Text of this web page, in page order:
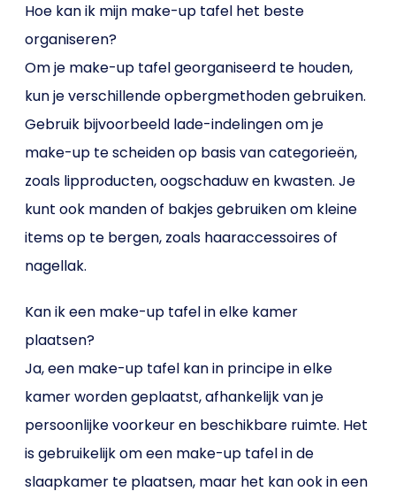
Hoe kan ik mijn make-up tafel het beste
organiseren?
Om je make-up tafel georganiseerd te houden,
kun je verschillende opbergmethoden gebruiken.
Gebruik bijvoorbeeld lade-indelingen om je
make-up te scheiden op basis van categorieën,
zoals lipproducten, oogschaduw en kwasten. Je
kunt ook manden of bakjes gebruiken om kleine
items op te bergen, zoals haaraccessoires of
nagellak.
Kan ik een make-up tafel in elke kamer
plaatsen?
Ja, een make-up tafel kan in principe in elke
kamer worden geplaatst, afhankelijk van je
persoonlijke voorkeur en beschikbare ruimte. Het
is gebruikelijk om een make-up tafel in de
slaapkamer te plaatsen, maar het kan ook in een